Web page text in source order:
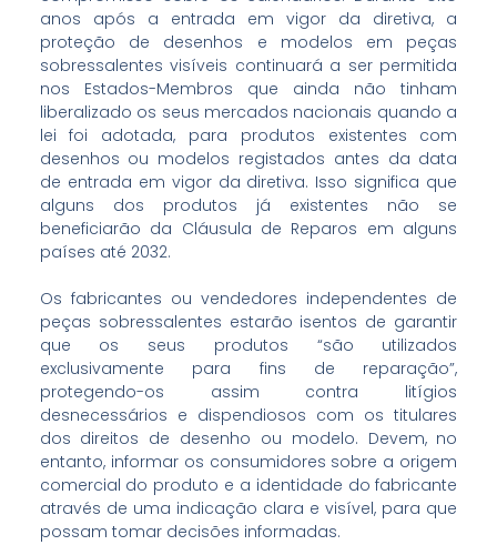
anos após a entrada em vigor da diretiva, a
proteção de desenhos e modelos em peças
sobressalentes visíveis continuará a ser permitida
nos Estados-Membros que ainda não tinham
liberalizado os seus mercados nacionais quando a
lei foi adotada, para produtos existentes com
desenhos ou modelos registados antes da data
de entrada em vigor da diretiva. Isso significa que
alguns dos produtos já existentes não se
beneficiarão da Cláusula de Reparos em alguns
países até 2032.
Os fabricantes ou vendedores independentes de
peças sobressalentes estarão isentos de garantir
que os seus produtos “são utilizados
exclusivamente para fins de reparação”,
protegendo-os assim contra litígios
desnecessários e dispendiosos com os titulares
dos direitos de desenho ou modelo. Devem, no
entanto, informar os consumidores sobre a origem
comercial do produto e a identidade do fabricante
através de uma indicação clara e visível, para que
possam tomar decisões informadas.